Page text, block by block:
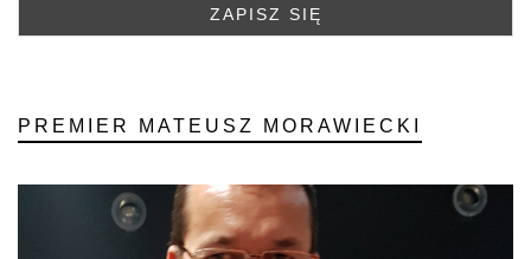
PREMIER MATEUSZ MORAWIECKI